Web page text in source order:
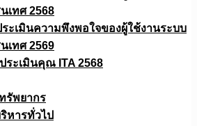
เทศ 2568
ะเมินความพึงพอใจของผู้ใช้งานระบบ
เทศ 2569
ระเมินคุณ ITA 2568
รัพยากร
หารทั่วไป